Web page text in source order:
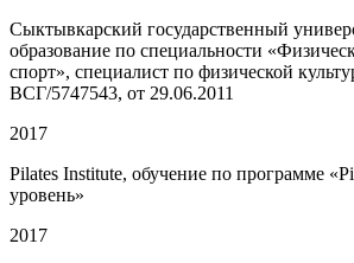
Сыктывкарский государственный
образование по специальности
спорт», специалист по физической
ВСГ/5747543, от 29.06.2011
2017
Pilates Institute, обучение по программе
уровень»
2017